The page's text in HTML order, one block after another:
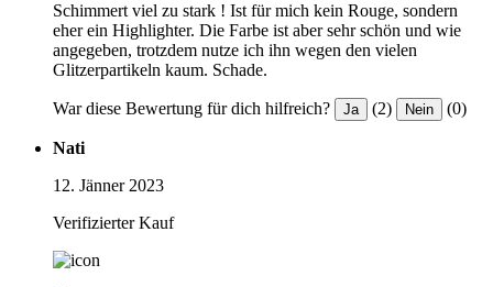
Schimmert viel zu stark ! Ist für mich kein Rouge, sondern
eher ein Highlighter. Die Farbe ist aber sehr schön und wie
angegeben, trotzdem nutze ich ihn wegen den vielen
Glitzerpartikeln kaum. Schade.
War diese Bewertung für dich hilfreich? Ja (2) Nein (0)
Nati
12. Jänner 2023
Verifizierter Kauf